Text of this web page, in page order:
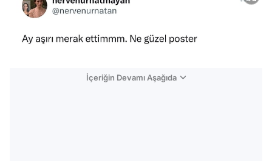
İçeriğin Devamı Aşağıda